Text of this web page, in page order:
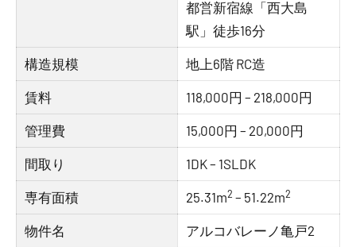
都営新宿線「西大島
駅」徒歩16分
構造規模 地上6階 RC造
賃料 118,000円 – 218,000円
管理費 15,000円 – 20,000円
間取り 1DK – 1SLDK
専有面積 25.31m2 – 51.22m2
物件名 アルコバレーノ亀戸2